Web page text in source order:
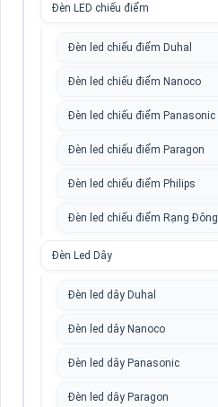
Đèn LED chiếu điểm
Đèn led chiếu điểm Duhal
Đèn led chiếu điểm Nanoco
Đèn led chiếu điểm Panasonic
Đèn led chiếu điểm Paragon
Đèn led chiếu điểm Philips
Đèn led chiếu điểm Rạng Đông
Đèn Led Dây
Đèn led dây Duhal
Đèn led dây Nanoco
Đèn led dây Panasonic
Đèn led dây Paragon